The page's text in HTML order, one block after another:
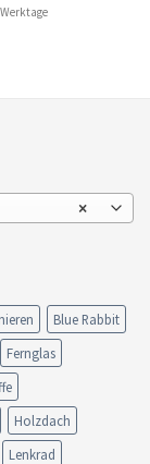
×
Blue Rabbit
Fernglas
Holzdach
Lenkrad